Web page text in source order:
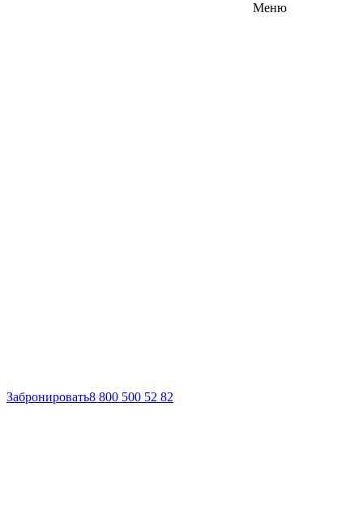
Меню
Забронировать8 800 500 52 82